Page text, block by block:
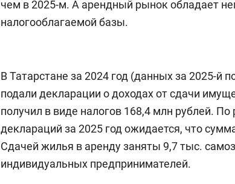
чем в 2025-м. А арендный рынок обладает
налогооблагаемой базы.
В Татарстане за 2024 год (данных за 2025-й
подали декларации о доходах от сдачи
получил в виде налогов 168,4 млн рублей. По
деклараций за 2025 год ожидается, что
Сдачей жилья в аренду заняты 9,7 тыс.
индивидуальных предпринимателей.